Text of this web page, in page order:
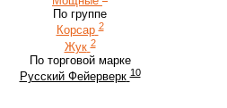
По группе
Корсар 2
Жук 2
По торговой марке
Русский Фейерверк 10